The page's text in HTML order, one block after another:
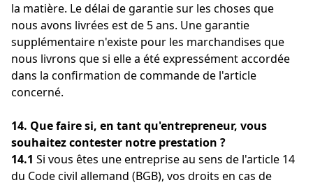
la matière. Le délai de garantie sur les choses que
nous avons livrées est de 5 ans. Une garantie
supplémentaire n'existe pour les marchandises que
nous livrons que si elle a été expressément accordée
dans la confirmation de commande de l'article
concerné.
14. Que faire si, en tant qu'entrepreneur, vous
souhaitez contester notre prestation ?
14.1 Si vous êtes une entreprise au sens de l'article 14
du Code civil allemand (BGB), vos droits en cas de